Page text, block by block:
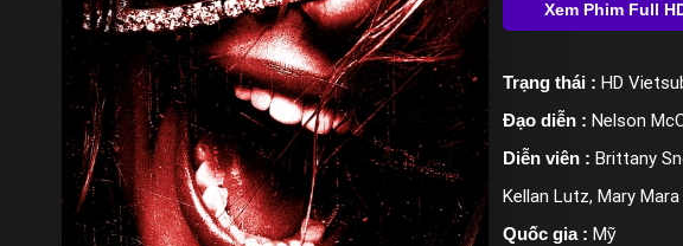
Trạng thái : HD
Đạo diễn : Nelson
Diễn viên : Brittany
Kellan Lutz, Mary Mara
Quốc gia : Mỹ